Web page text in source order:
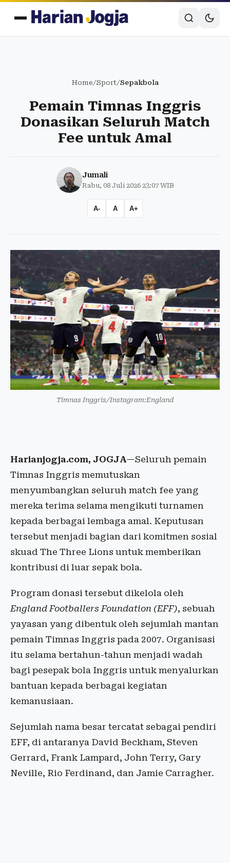
Home/Sport/Sepakbola
Pemain Timnas Inggris
Donasikan Seluruh Match
Fee untuk Amal
Jumali
Rabu, 08 Juli 2026 23:07 WIB
A- A A+
Timnas Inggris/Instagram:England
Harianjogja.com, JOGJA—Seluruh pemain
Timnas Inggris memutuskan
menyumbangkan seluruh match fee yang
mereka terima selama mengikuti turnamen
kepada berbagai lembaga amal. Keputusan
tersebut menjadi bagian dari komitmen sosial
skuad The Three Lions untuk memberikan
kontribusi di luar sepak bola.
Program donasi tersebut dikelola oleh
England Footballers Foundation (EFF), sebuah
yayasan yang dibentuk oleh sejumlah mantan
pemain Timnas Inggris pada 2007. Organisasi
itu selama bertahun-tahun menjadi wadah
bagi pesepak bola Inggris untuk menyalurkan
bantuan kepada berbagai kegiatan
kemanusiaan.
Sejumlah nama besar tercatat sebagai pendiri
EFF, di antaranya David Beckham, Steven
Gerrard, Frank Lampard, John Terry, Gary
Neville, Rio Ferdinand, dan Jamie Carragher.